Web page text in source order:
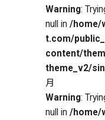
Warning:
null in/home/
t.com/
content/
theme_v2/
月
Warning:
null in/home/